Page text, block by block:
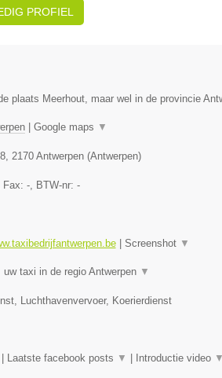
PROFIEL
plaats Meerhout, maar wel in de provincie
| Google maps ▼
, 2170 Antwerpen(Antwerpen)
Fax: -, BTW-nr: -
| Screenshot ▼
uw taxi in de regio Antwerpen ▼
Luchthavenvervoer, Koerierdienst
Laatste facebook posts ▼ Introductie video ▼